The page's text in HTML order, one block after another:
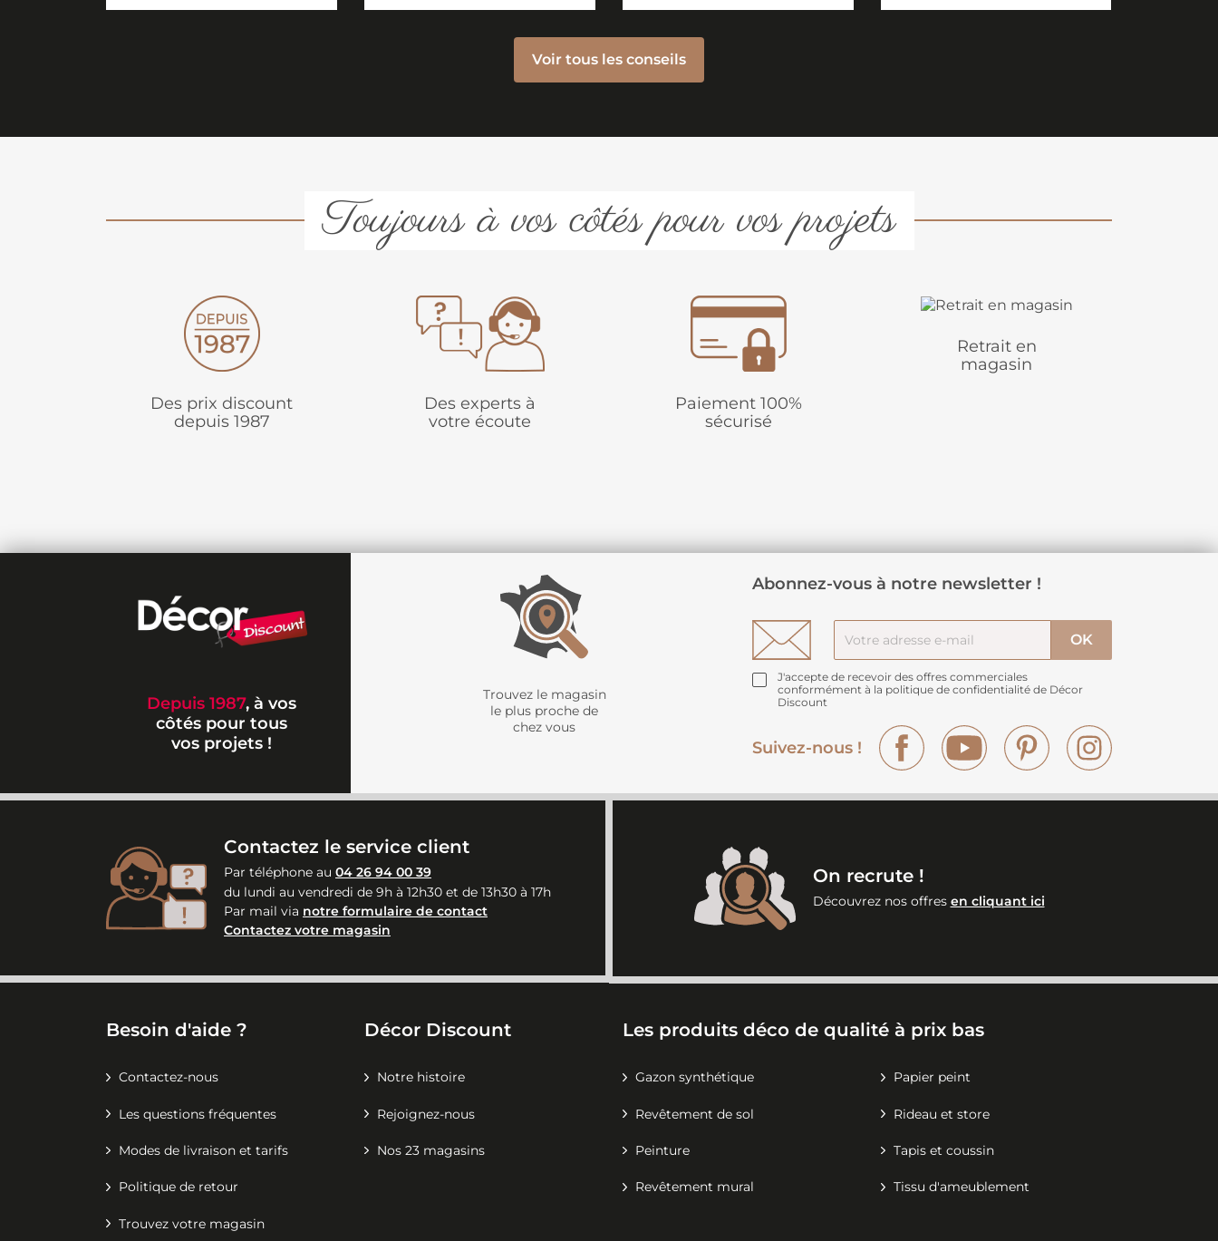
Voir tous les conseils
Toujours à vos côtés pour vos projets
Des prix discount
depuis 1987
Des experts à
votre écoute
Paiement 100%
sécurisé
Retrait en
magasin
Depuis 1987, à vos
côtés pour tous
vos projets !
Trouvez le magasin
le plus proche de
chez vous
Abonnez-vous à notre newsletter !
J'accepte de recevoir des offres commerciales
conformément à la politique de confidentialité de Décor
Discount
Suivez-nous !
Facebook YouTube Pinterest
Contactez le service client
Par téléphone au 04 26 94 00 39
du lundi au vendredi de 9h à 12h30 et de 13h30 à 17h
Par mail via notre formulaire de contact
Contactez votre magasin
On recrute !
Découvrez nos offres en cliquant ici
Besoin d'aide ?
Contactez-nous
Les questions fréquentes
Modes de livraison et tarifs
Politique de retour
Trouvez votre magasin
Décor Discount
Notre histoire
Rejoignez-nous
Nos 23 magasins
Les produits déco de qualité à prix bas
Gazon synthétique Papier peint
Revêtement de sol Rideau et store
Peinture Tapis et coussin
Revêtement mural Tissu d'ameublement